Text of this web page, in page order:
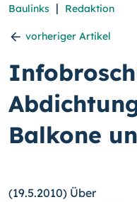
Baulinks | Redaktion
vorheriger Artikel
Balkone
(19.5.2010) Über